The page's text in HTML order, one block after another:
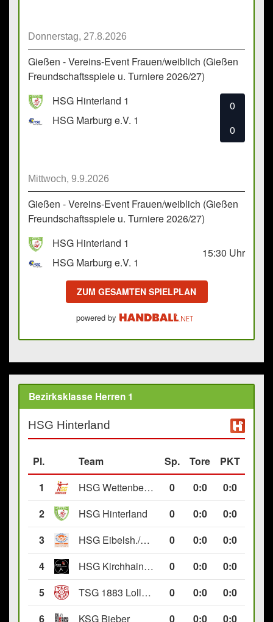
Donnerstag, 27.8.2026
Gießen - Vereins-Event Frauen/weiblich (Gießen
Freundschaftsspiele u. Turniere 2026/27)
HSG Hinterland 1
HSG Marburg e.V. 1
0
0
Mittwoch, 9.9.2026
Gießen - Vereins-Event Frauen/weiblich (Gießen
Freundschaftsspiele u. Turniere 2026/27)
HSG Hinterland 1
HSG Marburg e.V. 1
15:30 Uhr
ZUM GESAMTEN SPIELPLAN
powered by
Bezirksklasse Herren 1
HSG Hinterland
Pl. Team Sp. Tore
PKT
1
HSG Wettenberg III 0 0:0
0:0
2
HSG Hinterland 0 0:0
0:0
3
HSG Eibelsh./Ewersb. II 0 0:0
0:0
4
HSG Kirchhain/Neustadt II 0 0:0
0:0
5
TSG 1883 Lollar II 0 0:0
0:0
6
KSG Bieber 0 0:0 0:0